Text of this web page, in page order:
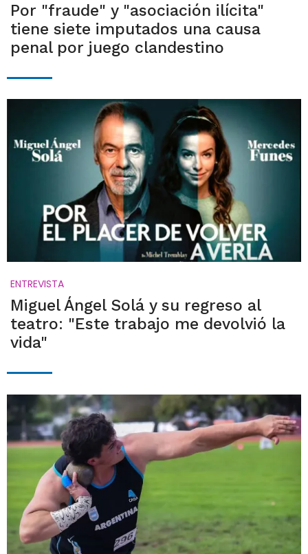
Por "fraude" y "asociación ilícita"
tiene siete imputados una causa
penal por juego clandestino
ENTREVISTA
Miguel Ángel Solá y su regreso al
teatro: "Este trabajo me devolvió la
vida"